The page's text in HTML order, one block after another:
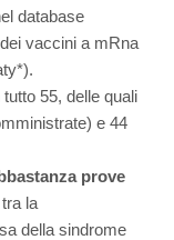
database
vaccini a mRna
55, delle quali
e 44
prove
la
della sindrome